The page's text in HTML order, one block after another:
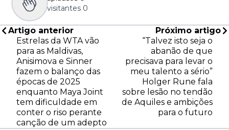
visitantes 0
Artigo anterior
Estrelas da WTA vão
para as Maldivas,
Anisimova e Sinner
fazem o balanço das
épocas de 2025
enquanto Maya Joint
tem dificuldade em
conter o riso perante
canção de um adepto
Próximo artigo
“Talvez isto seja o
abanão de que
precisava para levar o
meu talento a sério”
Holger Rune fala
sobre lesão no tendão
de Aquiles e ambições
para o futuro